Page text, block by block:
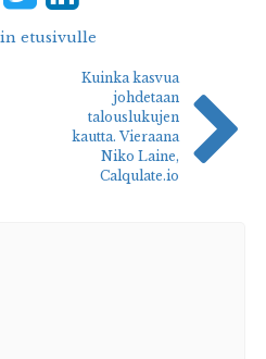
etusivulle
Kuinka kasvua
johdetaan
talouslukujen
kautta. Vieraana
Niko Laine,
Calqulate.io